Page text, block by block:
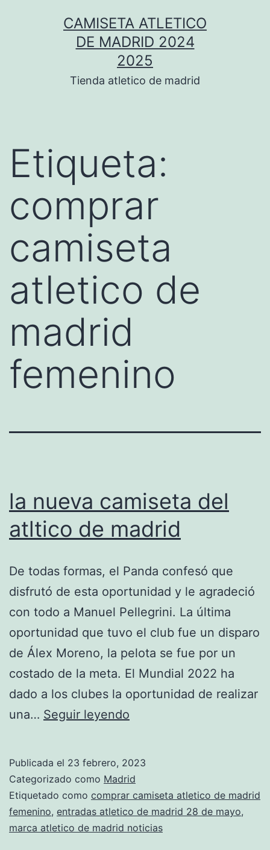
CAMISETA ATLETICO
DE MADRID 2024
2025
Tienda atletico de madrid
Etiqueta:
comprar
camiseta
atletico de
madrid
femenino
la nueva camiseta del
atltico de madrid
De todas formas, el Panda confesó que
disfrutó de esta oportunidad y le agradeció
con todo a Manuel Pellegrini. La última
oportunidad que tuvo el club fue un disparo
de Álex Moreno, la pelota se fue por un
costado de la meta. El Mundial 2022 ha
dado a los clubes la oportunidad de realizar
una… Seguir leyendo
del
atltico
de
madrid
Publicada el 23 febrero, 2023
Categorizado como Madrid
Etiquetado como comprar camiseta atletico de madrid
femenino, entradas atletico de madrid 28 de mayo,
marca atletico de madrid noticias